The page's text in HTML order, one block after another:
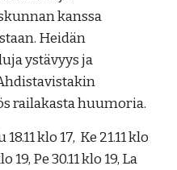
kanssa
Heidän
ystävyys ja
railakasta huumoria.
klo 17, Ke 21.11 klo
19, Pe 30.11 klo 19, La